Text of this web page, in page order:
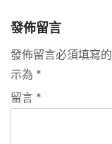
發佈留言
發佈留言必須填寫
示為 *
留言 *